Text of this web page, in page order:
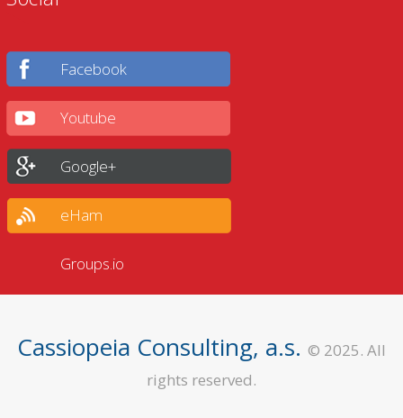
Facebook
Youtube
Google+
eHam
Groups.io
Cassiopeia Consulting, a.s. © 2025. All
rights reserved.